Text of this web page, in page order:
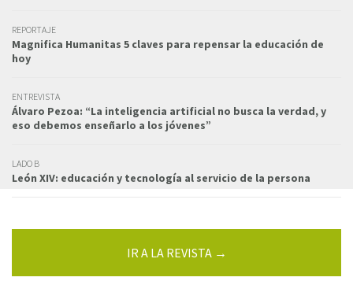
REPORTAJE
Magnifica Humanitas 5 claves para repensar la educación de
hoy
ENTREVISTA
Álvaro Pezoa: “La inteligencia artificial no busca la verdad, y
eso debemos enseñarlo a los jóvenes”
LADO B
León XIV: educación y tecnología al servicio de la persona
IR A LA REVISTA →